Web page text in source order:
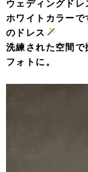
ウェディングド
ホワイトカラー
のドレス
洗練された空間
フォトに。